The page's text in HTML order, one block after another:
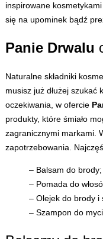
inspirowane
się na upominek bądź
Panie Drwalu
Naturalne składniki
musisz już dłużej szukać
oczekiwania, w ofercie
produkty, które śmiało
zagranicznymi markami.
zapotrzebowania.
– Balsam do brody;
– Pomada do
– Olejek do brody i
– Szampon do